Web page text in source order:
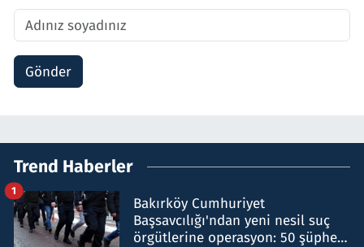
Gönder
Trend Haberler
Bakırköy Cumhuriyet
Başsavcılığı'ndan yeni nesil suç
örgütlerine operasyon: 50 şüpheli
1